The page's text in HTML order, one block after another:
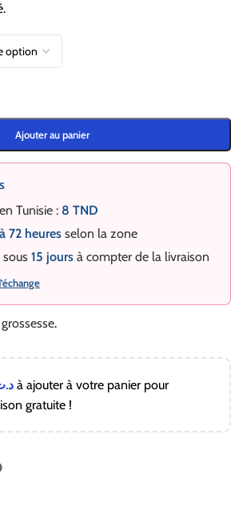
Ajouter au panier
Tunisie : 8 TND
72 heures selon la zone
15 jours à compter de la livraison
.
à ajouter à votre panier pour
gratuite !